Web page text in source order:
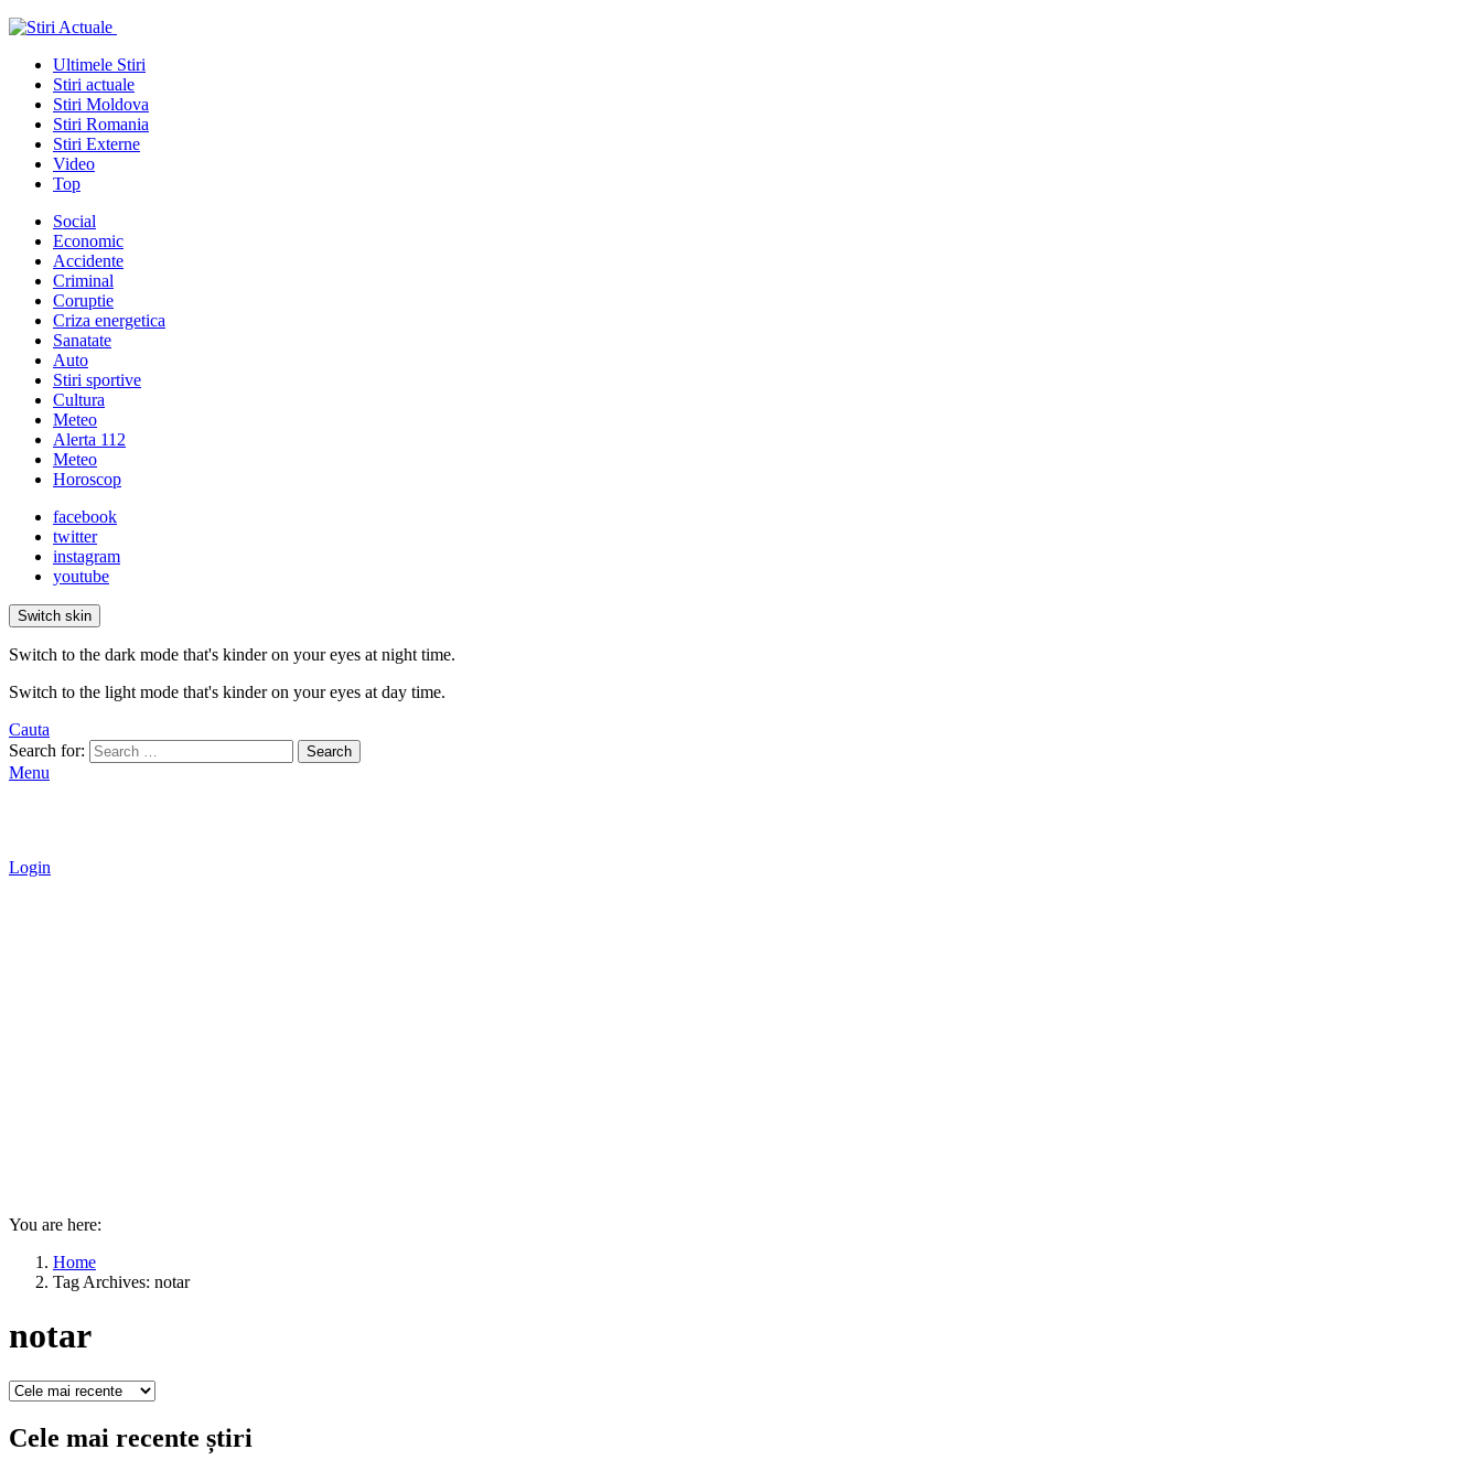
Ultimele Stiri
Stiri actuale
Stiri Moldova
Stiri Romania
Stiri Externe
Video
Top
Social
Economic
Accidente
Criminal
Coruptie
Criza energetica
Sanatate
Auto
Stiri sportive
Cultura
Meteo
Alerta 112
Meteo
Horoscop
facebook
twitter
instagram
youtube
Switch skin
Switch to the dark mode that's kinder on your eyes at night time.
Switch to the light mode that's kinder on your eyes at day time.
Cauta
Search for:
Search
Menu
Login
You are here:
Home
Tag Archives: notar
notar
Cele mai recente știri